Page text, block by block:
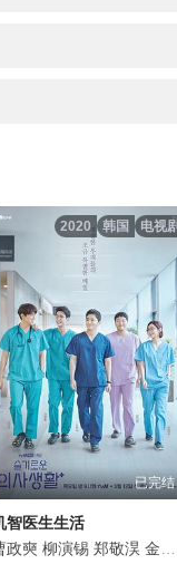
孙浩 姬他 张国强 王丽坤
勇岱 杨烁 施京明 王劲松
电视剧
韩国
2020
已完结
智医生生活
政奭 柳演锡 郑敬淏 金大明